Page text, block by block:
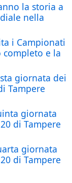
la storia a
nella
i Campionati
e la
giornata dei
Tampere
giornata
di Tampere
giornata
di Tampere